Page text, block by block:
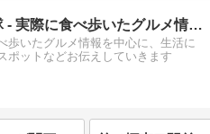
足立区あるき隊 - 実際に食べ歩いたグルメ情報を中心にお届け
歩いたグルメ情報を中心に、生活に
ポットなどお伝えしていきます